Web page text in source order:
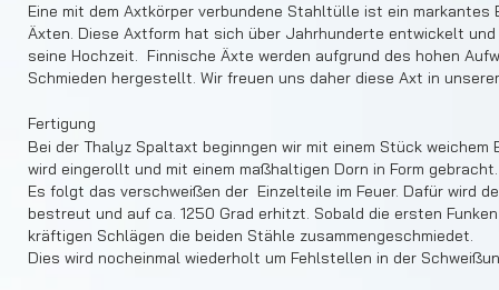
Eine mit dem Axtkörper verbundene Stahltülle ist ein markantes
Äxten. Diese Axtform hat sich über Jahrhunderte entwickelt
seine Hochzeit. Finnische Äxte werden aufgrund des hohen
Schmieden hergestellt. Wir freuen uns daher diese Axt in
Fertigung
Bei der Thalyz Spaltaxt beginngen wir mit einem Stück
wird eingerollt und mit einem maßhaltigen Dorn in Form gebracht.
Es folgt das verschweißen der Einzelteile im Feuer. Dafür wird
bestreut und auf ca. 1250 Grad erhitzt. Sobald die ersten
kräftigen Schlägen die beiden Stähle zusammengeschmiedet.
Dies wird nocheinmal wiederholt um Fehlstellen in der